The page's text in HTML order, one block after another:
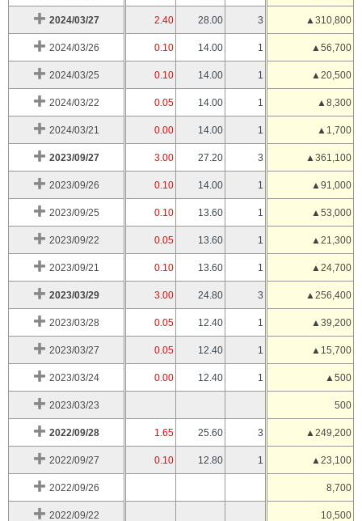
2024/03/27 2.40 28.00 3 ▲310,800
2024/03/26 0.10 14.00 1 ▲56,700
2024/03/25 0.10 14.00 1 ▲20,500
2024/03/22 0.05 14.00 1 ▲8,300
2024/03/21 0.00 14.00 1 ▲1,700
2023/09/27 3.00 27.20 3 ▲361,100
2023/09/26 0.10 14.00 1 ▲91,000
2023/09/25 0.10 13.60 1 ▲53,000
2023/09/22 0.05 13.60 1 ▲21,300
2023/09/21 0.10 13.60 1 ▲24,700
2023/03/29 3.00 24.80 3 ▲256,400
2023/03/28 0.05 12.40 1 ▲39,200
2023/03/27 0.05 12.40 1 ▲15,700
2023/03/24 0.00 12.40 1 ▲500
2023/03/23 500
2022/09/28 1.65 25.60 3 ▲249,200
2022/09/27 0.10 12.80 1 ▲23,100
2022/09/26 8,700
2022/09/22 10,500